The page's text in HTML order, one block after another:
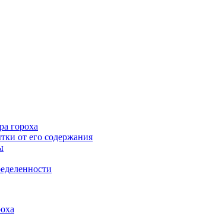
гороха
от его содержания